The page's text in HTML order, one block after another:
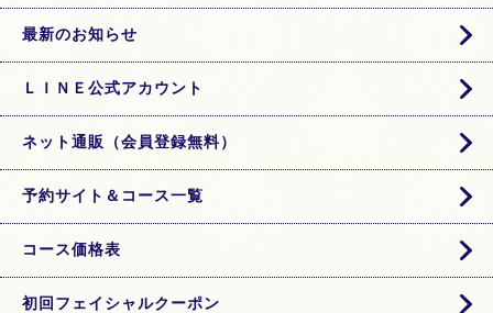
最新のお知らせ
ＬＩＮＥ公式アカウント
ネット通販（会員登録無料）
予約サイト＆コース一覧
コース価格表
初回フェイシャルクーポン